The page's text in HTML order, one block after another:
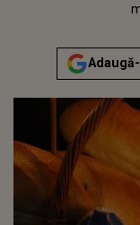
miercuri, 19